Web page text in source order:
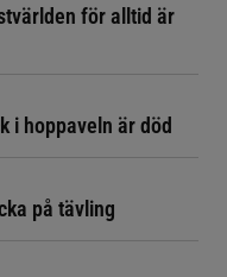
för alltid är
i hoppaveln är död
på tävling